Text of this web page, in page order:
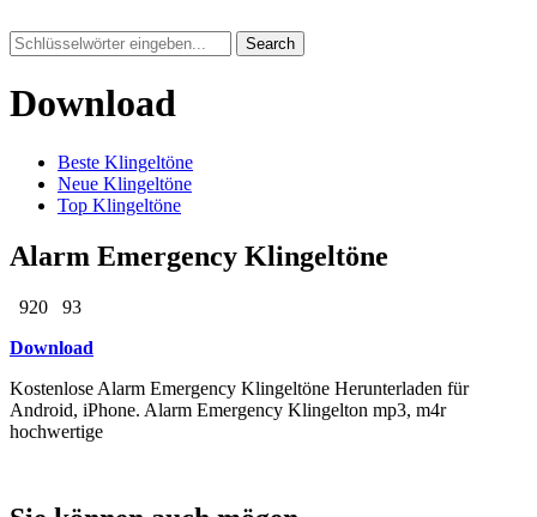
Search
Download
Beste Klingeltöne
Neue Klingeltöne
Top Klingeltöne
Alarm Emergency Klingeltöne
920
93
Download
Kostenlose Alarm Emergency Klingeltöne Herunterladen für
Android, iPhone. Alarm Emergency Klingelton mp3, m4r
hochwertige